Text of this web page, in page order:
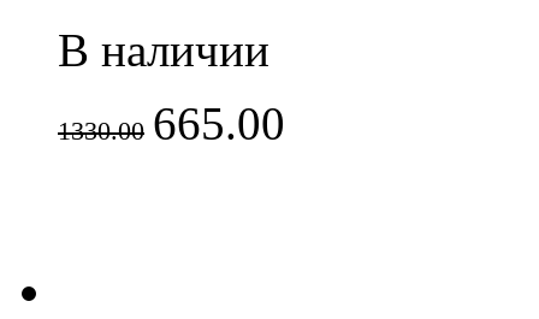
В наличии
1330.00 665.00